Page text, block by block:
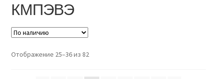
Контакты
Розница
КМПЭВЭ
Отображение 25–36 из 82